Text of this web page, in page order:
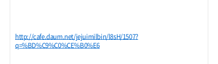
http://cafe.daum.net/jejuimilbin/l8sH/1507?
q=%BD%C9%C0%CE%B0%E6